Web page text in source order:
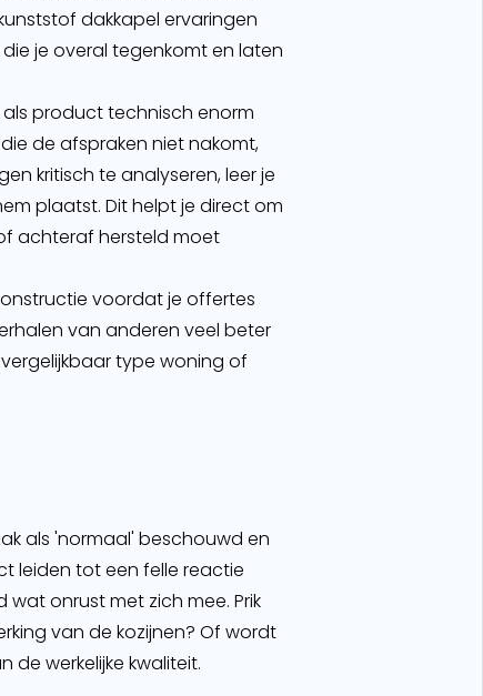
dakkapel ervaringen
je overal tegenkomt en laten
product technisch enorm
de afspraken niet nakomt,
kritisch te analyseren, leer je
plaatst. Dit helpt je direct om
achteraf hersteld moet
voordat je offertes
van anderen veel beter
type woning of
als 'normaal' beschouwd en
leiden tot een felle reactie
onrust met zich mee. Prik
van de kozijnen? Of wordt
de werkelijke kwaliteit.